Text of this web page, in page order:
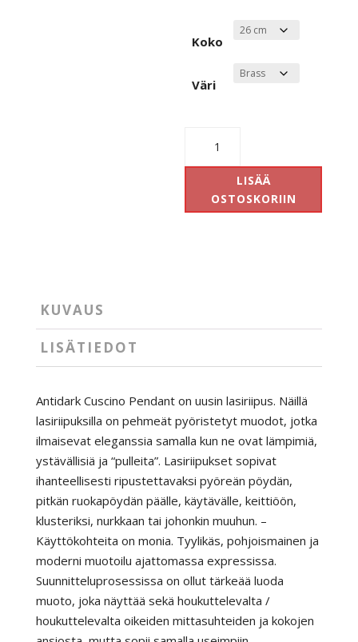
Koko
Väri
Cuscino
riippuvalaisin
määrä
LISÄÄ
OSTOSKORIIN
KUVAUS
LISÄTIEDOT
Antidark Cuscino Pendant on uusin lasiriipus. Näillä
lasiriipuksilla on pehmeät pyöristetyt muodot, jotka
ilmaisevat eleganssia samalla kun ne ovat lämpimiä,
ystävällisiä ja “pulleita”. Lasiriipukset sopivat
ihanteellisesti ripustettavaksi pyöreän pöydän,
pitkän ruokapöydän päälle, käytävälle, keittiöön,
klusteriksi, nurkkaan tai johonkin muuhun. –
Käyttökohteita on monia. Tyylikäs, pohjoismainen ja
moderni muotoilu ajattomassa expressissa.
Suunnitteluprosessissa on ollut tärkeää luoda
muoto, joka näyttää sekä houkuttelevalta /
houkuttelevalta oikeiden mittasuhteiden ja kokojen